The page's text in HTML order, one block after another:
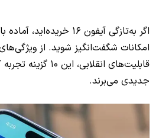
اگر به‌تازگی آیفون ۱۶
امکانات شگفت‌انگیز شوید. از
قابلیت‌های انقلابی،
جدیدی می‌برند.